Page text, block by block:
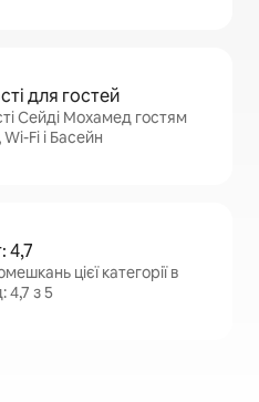
для гостей
Сейді Мохамед гостям
Fi і Басейн
4,7
цієї категорії в
4,7 з 5